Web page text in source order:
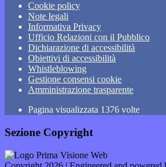
Cookie policy
Note legali
Informativa Privacy
Ufficio Relazioni con il Pubblico
Dichiarazione di accessibilità
Obiettivi di accessibilità
Whistleblowing
Gestione consensi cookie
Amministrazione trasparente
Pagina visualizzata 1376 volte
Sezione Copyright